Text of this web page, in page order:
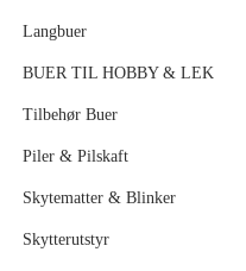
Langbuer
BUER TIL HOBBY & LEK
Tilbehør Buer
Piler & Pilskaft
Skytematter & Blinker
Skytterutstyr